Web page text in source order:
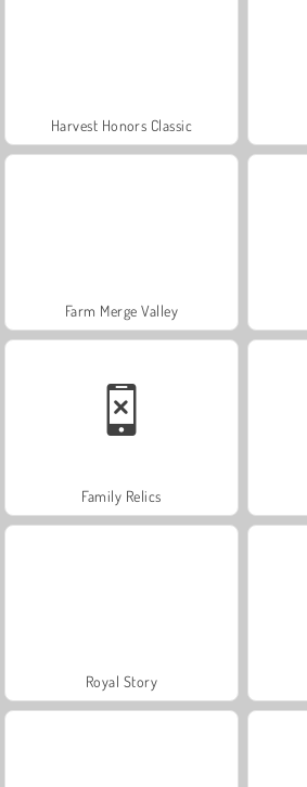
Harvest Honors Classic
Farm Merge Valley
Family Relics
Royal Story